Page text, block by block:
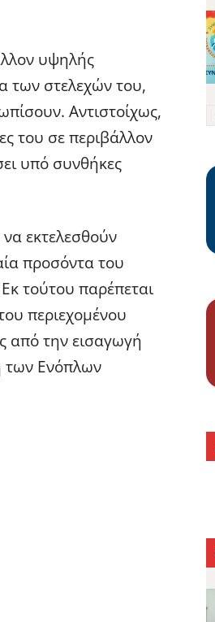
υψηλής
των στελεχών του,
Αντιστοίχως,
του σε περιβάλλον
υπό συνθήκες
εκτελεσθούν
προσόντα του
τούτου παρέπεται
περιεχομένου
από την εισαγωγή
των Ενόπλων